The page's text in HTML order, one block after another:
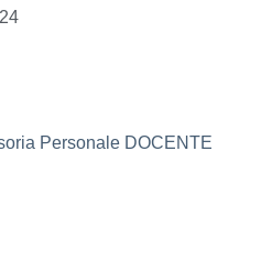
Personale DOCENTE